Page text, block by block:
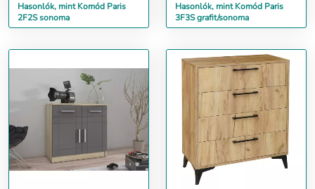
Hasonlók, mint Komód Paris
2F2S sonoma
Hasonlók, mint Komód Paris
3F3S grafit/sonoma